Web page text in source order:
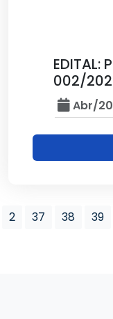
EDITAL:
002/
Abr/
2 37 38 39